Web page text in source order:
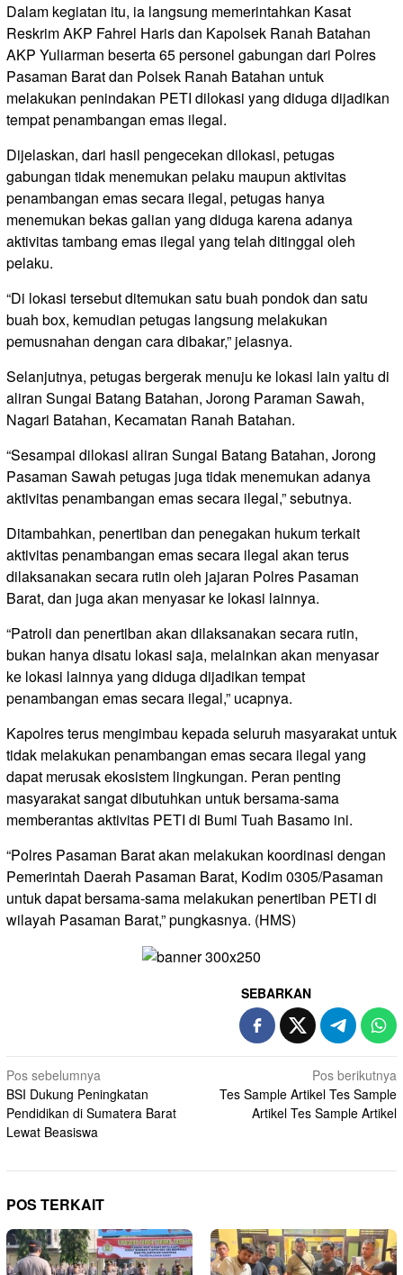
Dalam kegiatan itu, ia langsung memerintahkan Kasat
Reskrim AKP Fahrel Haris dan Kapolsek Ranah Batahan
AKP Yuliarman beserta 65 personel gabungan dari Polres
Pasaman Barat dan Polsek Ranah Batahan untuk
melakukan penindakan PETI dilokasi yang diduga dijadikan
tempat penambangan emas ilegal.
Dijelaskan, dari hasil pengecekan dilokasi, petugas
gabungan tidak menemukan pelaku maupun aktivitas
penambangan emas secara ilegal, petugas hanya
menemukan bekas galian yang diduga karena adanya
aktivitas tambang emas ilegal yang telah ditinggal oleh
pelaku.
“Di lokasi tersebut ditemukan satu buah pondok dan satu
buah box, kemudian petugas langsung melakukan
pemusnahan dengan cara dibakar,” jelasnya.
Selanjutnya, petugas bergerak menuju ke lokasi lain yaitu di
aliran Sungai Batang Batahan, Jorong Paraman Sawah,
Nagari Batahan, Kecamatan Ranah Batahan.
“Sesampai dilokasi aliran Sungai Batang Batahan, Jorong
Pasaman Sawah petugas juga tidak menemukan adanya
aktivitas penambangan emas secara ilegal,” sebutnya.
Ditambahkan, penertiban dan penegakan hukum terkait
aktivitas penambangan emas secara ilegal akan terus
dilaksanakan secara rutin oleh jajaran Polres Pasaman
Barat, dan juga akan menyasar ke lokasi lainnya.
“Patroli dan penertiban akan dilaksanakan secara rutin,
bukan hanya disatu lokasi saja, melainkan akan menyasar
ke lokasi lainnya yang diduga dijadikan tempat
penambangan emas secara ilegal,” ucapnya.
Kapolres terus mengimbau kepada seluruh masyarakat untuk
tidak melakukan penambangan emas secara ilegal yang
dapat merusak ekosistem lingkungan. Peran penting
masyarakat sangat dibutuhkan untuk bersama-sama
memberantas aktivitas PETI di Bumi Tuah Basamo ini.
“Polres Pasaman Barat akan melakukan koordinasi dengan
Pemerintah Daerah Pasaman Barat, Kodim 0305/Pasaman
untuk dapat bersama-sama melakukan penertiban PETI di
wilayah Pasaman Barat,” pungkasnya. (HMS)
SEBARKAN
Navigasi
pos
Pos sebelumnya
BSI Dukung Peningkatan
Pendidikan di Sumatera Barat
Lewat Beasiswa
Pos berikutnya
Tes Sample Artikel Tes Sample
Artikel Tes Sample Artikel
POS TERKAIT